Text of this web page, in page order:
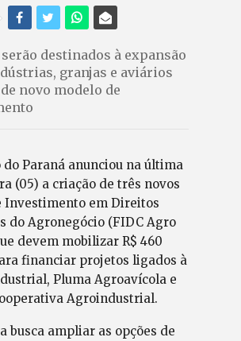
destinados à expansão
granjas e aviários
novo modelo de
do Paraná anunciou na última
(05) a criação de três novos
Investimento em Direitos
do Agronegócio (FIDC Agro
devem mobilizar R$ 460
financiar projetos ligados à
Pluma Agroavícola e
Agroindustrial.
busca ampliar as opções de